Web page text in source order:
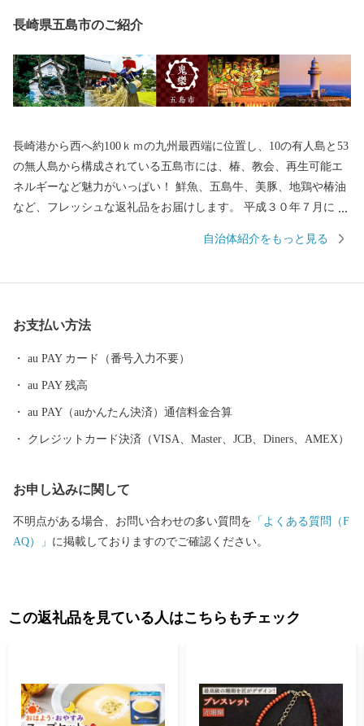
長崎県五島市のご紹介
長崎港から西へ約100ｋｍの九州最西端に位置し、10の有人島と53
の無人島から構成されている五島市には、椿、教会、再生可能エ
ネルギーなど魅力がいっぱい！ 鮮魚、五島牛、美豚、地鶏や椿油
など、フレッシュな返礼品をお届けします。 平成３０年７月には
されました。 五島市には「久賀島の集落」と「奈留の江上集落」
自治体紹介をもっと見る
お支払い方法
au PAY カード（番号入力不要）
au PAY 残高
au PAY（auかんたん決済）通信料金合算
クレジットカード決済（VISA、Master、JCB、Diners、AMEX）
お申し込みに関して
不明点がある場合、お問い合わせの多い質問を 「よくある質問（F
AQ）」 に掲載しておりますのでご確認ください。
この返礼品を見ている人はこちらもチェック